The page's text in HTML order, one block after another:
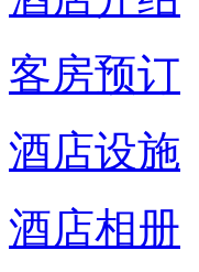
客房预订
酒店设施
酒店相册